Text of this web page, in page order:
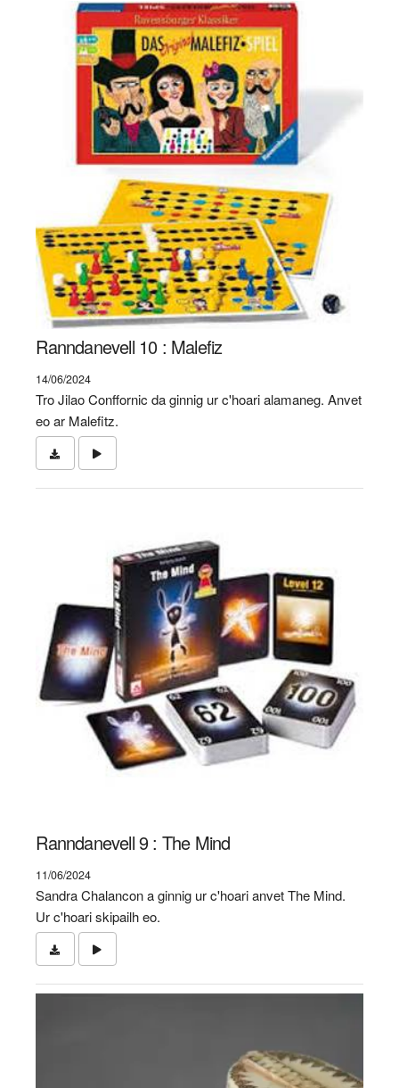
Ranndanevell 10 : Malefiz
14/06/2024
Tro Jilao Conffornic da ginnig ur c'hoari alamaneg. Anvet
eo ar Malefitz.
Ranndanevell 9 : The Mind
11/06/2024
Sandra Chalancon a ginnig ur c'hoari anvet The Mind.
Ur c'hoari skipailh eo.